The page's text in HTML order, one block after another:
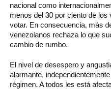
nacional como
menos del 30 por ciento de
votar. En consecuencia, más
venezolanos rechaza lo que
cambio de rumbo.
El nivel de desespero y
alarmante,
régimen. A todos les está